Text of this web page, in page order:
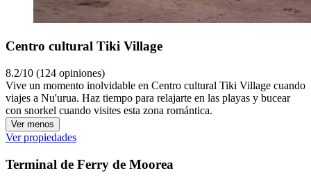
Centro cultural Tiki Village
8.2/10 (124 opiniones)
Vive un momento inolvidable en Centro cultural Tiki Village cuando
viajes a Nu'urua. Haz tiempo para relajarte en las playas y bucear
con snorkel cuando visites esta zona romántica.
Ver menos
Ver propiedades
Terminal de Ferry de Moorea